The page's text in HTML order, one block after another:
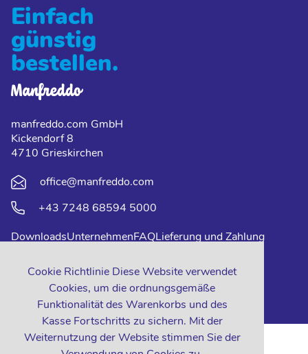
Cookie Richtlinie Diese Website verwendet
Cookies, um die ordnungsgemäße
Funktionalität des Warenkorbs und des
Kasse Fortschritts zu sichern. Mit der
Weiternutzung der Website stimmen Sie der
Einfach
günstig
bestellen.
manfreddo.com GmbH
Kickendorf 8
4710 Grieskirchen
office@manfreddo.com
+43 7248 68594 5000
DownloadsUnternehmenFAQLieferung und Zahlung